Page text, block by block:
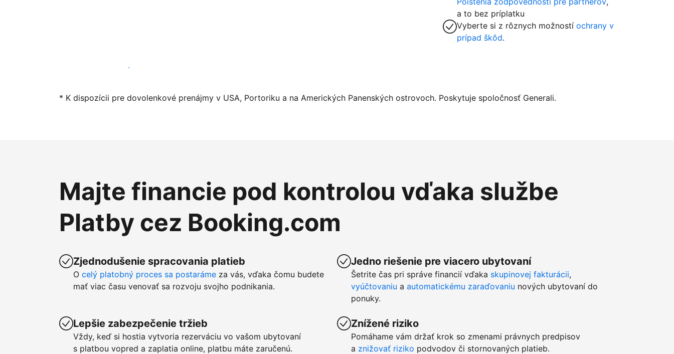
a to bez príplatku
Vyberte si z rôznych možnostíochrany v
prípad škôd.
Začať ponúkať svoje ubytovanie
* K dispozícii pre dovolenkové prenájmy v USA, Portoriku a na Amerických Panenských ostrovoch. Poskytuje spoločnosť Generali.
Majte financie pod kontrolou vďaka službe
Platby cez Booking.com
Zjednodušenie spracovania platieb
O celý platobný proces sa postaráme za vás, vďaka čomu budete
mať viac času venovať sa rozvoju svojho podnikania.
Lepšie zabezpečenie tržieb
Vždy, keď si hostia vytvoria rezerváciu vo vašom ubytovaní
s platbou vopred a zaplatia online, platbu máte zaručenú.
Jedno riešenie pre viacero ubytovaní
Šetrite čas pri správe financií vďaka skupinovej fakturácii,
vyúčtovaniu a automatickému zaraďovaniu nových ubytovaní do
ponuky.
Znížené riziko
Pomáhame vám držať krok so zmenami právnych predpisov
a znižovať riziko podvodov či stornovaných platieb.